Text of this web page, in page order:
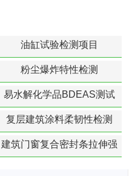
油缸试验检测项目
粉尘爆炸特性检测
易水解化学品BDEAS测试
复层建筑涂料柔韧性检测
建筑门窗复合密封条拉伸强